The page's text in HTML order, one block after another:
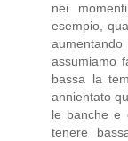
nei
esempio,
assumiamo
bassa la
annientato
le banche e
tenere